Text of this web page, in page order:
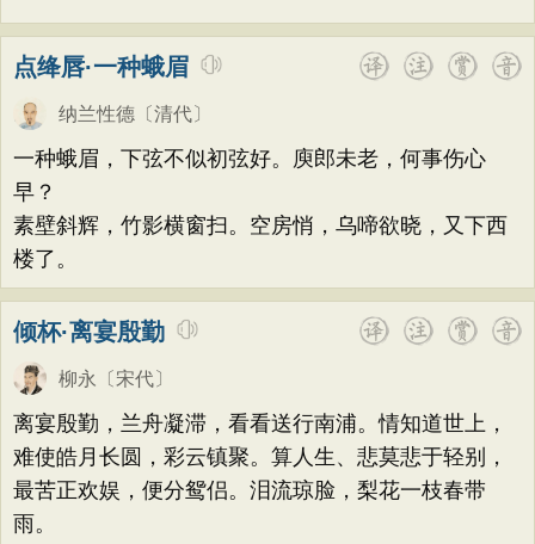
点绛唇·一种蛾眉
纳兰性德 〔清代〕
一种蛾眉，下弦不似初弦好。庾郎未老，何事伤心
早？
素壁斜辉，竹影横窗扫。空房悄，乌啼欲晓，又下西
楼了。
倾杯·离宴殷勤
柳永 〔宋代〕
离宴殷勤，兰舟凝滞，看看送行南浦。情知道世上，
难使皓月长圆，彩云镇聚。算人生、悲莫悲于轻别，
最苦正欢娱，便分鸳侣。泪流琼脸，梨花一枝春带
雨。